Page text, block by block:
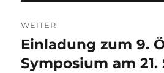
WEITER
Nächster
Beitrag:
Einladung zum 9.
Symposium am